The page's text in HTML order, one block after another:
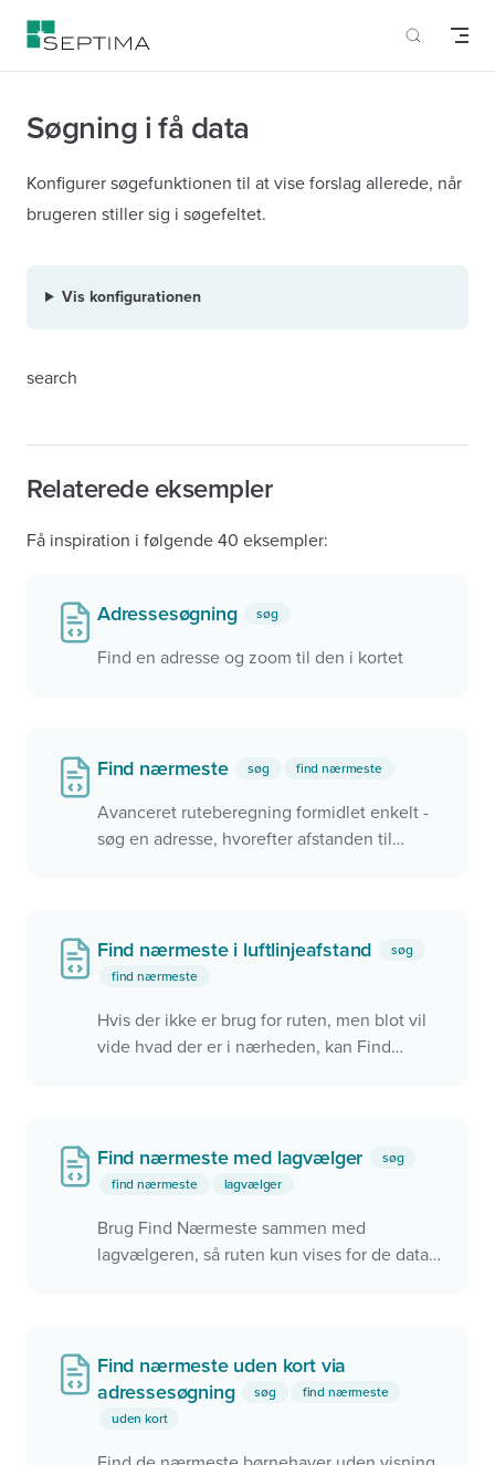
Skip to content
Søgning i få data
Konfigurer søgefunktionen til at vise forslag allerede, når
brugeren stiller sig i søgefeltet.
Vis konfigurationen
search
Relaterede eksempler
Få inspiration i følgende 40 eksempler:
Adressesøgning søg
Find en adresse og zoom til den i kortet
Find nærmeste søg find nærmeste
Avanceret ruteberegning formidlet enkelt -
søg en adresse, hvorefter afstanden til
Find nærmeste i luftlinjeafstand
søg
find nærmeste
Hvis der ikke er brug for ruten, men blot vil
vide hvad der er i nærheden, kan Find
Find nærmeste med lagvælger
søg
find nærmeste
lagvælger
Brug Find Nærmeste sammen med
lagvælgeren, så ruten kun vises for de data,
Find nærmeste uden kort via
adressesøgning
søg
find nærmeste
uden kort